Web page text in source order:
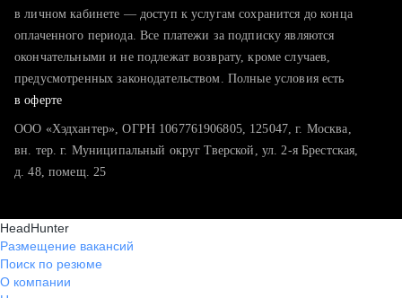
в личном кабинете — доступ к услугам сохранится до конца
оплаченного периода. Все платежи за подписку являются
окончательными и не подлежат возврату, кроме случаев,
предусмотренных законодательством. Полные условия есть
в оферте
ООО «Хэдхантер», ОГРН 1067761906805, 125047, г. Москва,
вн. тер. г. Муниципальный округ Тверской, ул. 2-я Брестская,
д. 48, помещ. 25
HeadHunter
Размещение вакансий
Поиск по резюме
О компании